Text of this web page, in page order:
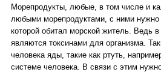
Морепродукты, любые, в том числе и
любыми морепродуктами, с ними нужно
которой обитал морской житель. Ведь
являются токсинами для организма.
человека яды, такие как ртуть,
системе человека. В связи с этим